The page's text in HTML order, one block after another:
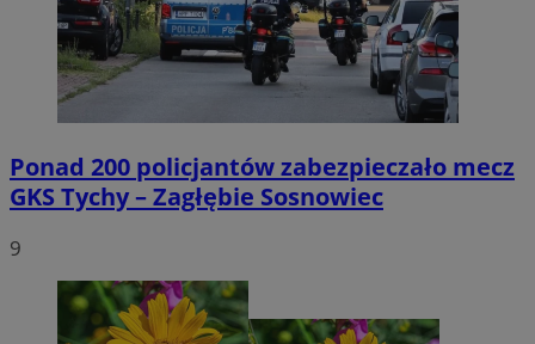
Ponad 200 policjantów zabezpieczało mecz
GKS Tychy – Zagłębie Sosnowiec
9